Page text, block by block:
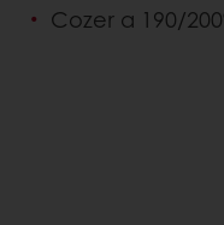
Cozer a 190/